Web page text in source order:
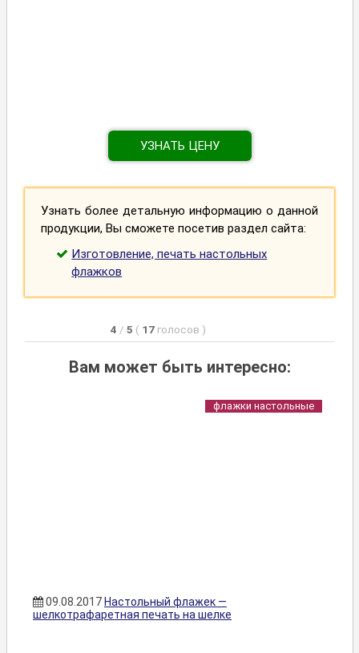
УЗНАТЬ ЦЕНУ
Узнать более детальную информацию о данной
продукции, Вы сможете посетив раздел сайта:
Изготовление, печать настольных
флажков
4 / 5 ( 17 голосов )
Вам может быть интересно:
флажки настольные
09.08.2017 Настольный флажек —
шелкотрафаретная печать на шелке